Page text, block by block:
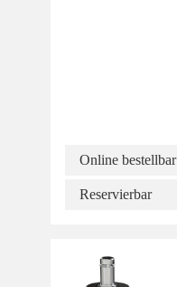
Online bestellbar
Reservierbar